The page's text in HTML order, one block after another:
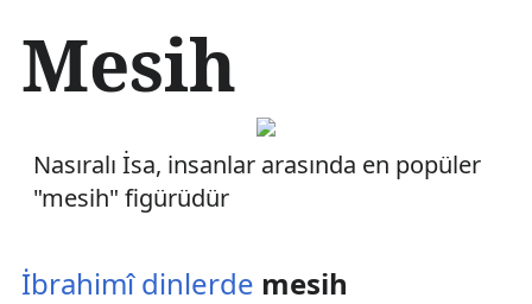
ç
r
a
Mesih
Nasıralı İsa, insanlar arasında en popüler
"mesih" figürüdür
İbrahimî dinlerde mesih